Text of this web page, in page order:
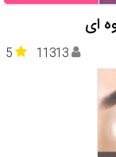
ای
5 11313